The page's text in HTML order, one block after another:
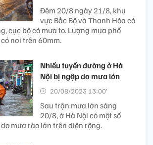
Đêm 20/8 ngày 21/8, khu
vực Bắc Bộ và Thanh Hóa có
cục bộ có mưa to. Lượng mưa phổ
nơi trên 60mm.
Nhiều tuyến đường ở Hà
Nội bị ngập do mưa lớn
20/08/2023 13:00’
Sau trận mưa lớn sáng
20/8, ở Hà Nội có một số
mưa rào lớn trên diện rộng.